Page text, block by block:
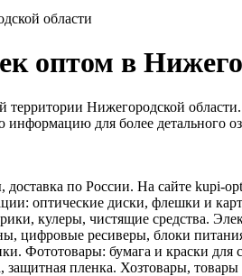
области
оптом в
Нижегородской
для более детального
по России. На сайте kupi-
оптические диски, флешки и
кулеры, чистящие средства.
цифровые ресиверы, блоки
Фототовары: бумага и краски
пленка. Хозтовары,